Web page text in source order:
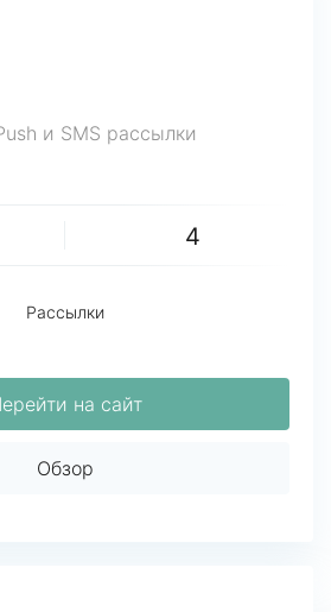
и SMS рассылки
4
Рассылки
на сайт
Обзор